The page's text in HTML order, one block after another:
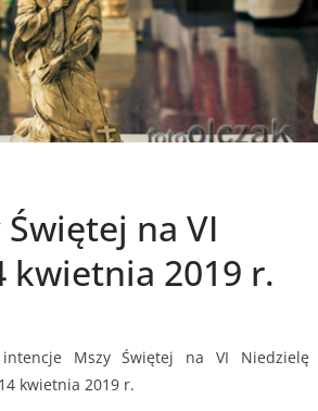
na VI
kwietnia 2019 r.
intencje Mszy Świętej na VI Niedzielę
kwietnia 2019 r.